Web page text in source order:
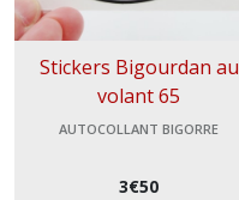
Stickers Bigourdan au
volant 65
AUTOCOLLANT BIGORRE
3€50